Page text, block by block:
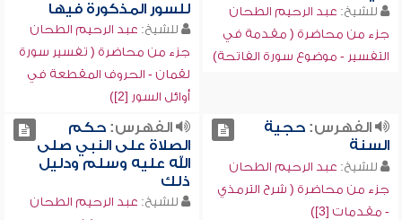
للشيخ: عبد الرحيم الطحان
جزء من محاضرة ( مقدمة في
التفسير - موضوع سورة الفاتحة)
للسور المذكورة فيها
للشيخ: عبد الرحيم الطحان
جزء من محاضرة ( تفسير سورة
لقمان - الحروف المقطعة في
أوائل السور [2])
الفهرس:حجية
السنة
للشيخ: عبد الرحيم الطحان
جزء من محاضرة ( شرح الترمذي
- مقدمات [3])
الفهرس:حكم
الصلاة على النبي صلى
الله عليه وسلم ودليل
ذلك
للشيخ: عبد الرحيم الطحان